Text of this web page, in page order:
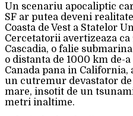
Un scenariu apocaliptic
SF ar putea deveni
Coasta de Vest a Statelor
Cercetatorii avertizeaza ca
Cascadia, o falie
o distanta de 1000 km
Canada pana in
un cutremur devastator
mare, insotit de un
metri inaltime.